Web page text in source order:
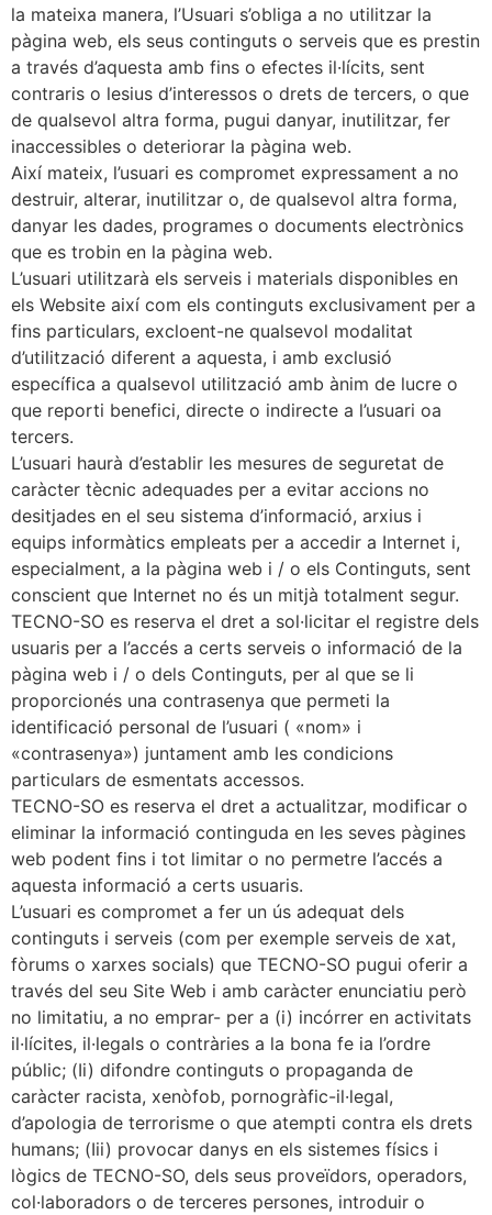
la mateixa manera, l’Usuari s’obliga a no utilitzar la
pàgina web, els seus continguts o serveis que es prestin
a través d’aquesta amb fins o efectes il·lícits, sent
contraris o lesius d’interessos o drets de tercers, o que
de qualsevol altra forma, pugui danyar, inutilitzar, fer
inaccessibles o deteriorar la pàgina web.
Així mateix, l’usuari es compromet expressament a no
destruir, alterar, inutilitzar o, de qualsevol altra forma,
danyar les dades, programes o documents electrònics
que es trobin en la pàgina web.
L’usuari utilitzarà els serveis i materials disponibles en
els Website així com els continguts exclusivament per a
fins particulars, excloent-ne qualsevol modalitat
d’utilització diferent a aquesta, i amb exclusió
específica a qualsevol utilització amb ànim de lucre o
que reporti benefici, directe o indirecte a l’usuari oa
tercers.
L’usuari haurà d’establir les mesures de seguretat de
caràcter tècnic adequades per a evitar accions no
desitjades en el seu sistema d’informació, arxius i
equips informàtics empleats per a accedir a Internet i,
especialment, a la pàgina web i / o els Continguts, sent
conscient que Internet no és un mitjà totalment segur.
TECNO-SO es reserva el dret a sol·licitar el registre dels
usuaris per a l’accés a certs serveis o informació de la
pàgina web i / o dels Continguts, per al que se li
proporcionés una contrasenya que permeti la
identificació personal de l’usuari ( «nom» i
«contrasenya») juntament amb les condicions
particulars de esmentats accessos.
TECNO-SO es reserva el dret a actualitzar, modificar o
eliminar la informació continguda en les seves pàgines
web podent fins i tot limitar o no permetre l’accés a
aquesta informació a certs usuaris.
L’usuari es compromet a fer un ús adequat dels
continguts i serveis (com per exemple serveis de xat,
fòrums o xarxes socials) que TECNO-SO pugui oferir a
través del seu Site Web i amb caràcter enunciatiu però
no limitatiu, a no emprar- per a (i) incórrer en activitats
il·lícites, il·legals o contràries a la bona fe ia l’ordre
públic; (Ii) difondre continguts o propaganda de
caràcter racista, xenòfob, pornogràfic-il·legal,
d’apologia de terrorisme o que atempti contra els drets
humans; (Iii) provocar danys en els sistemes físics i
lògics de TECNO-SO, dels seus proveïdors, operadors,
col·laboradors o de terceres persones, introduir o